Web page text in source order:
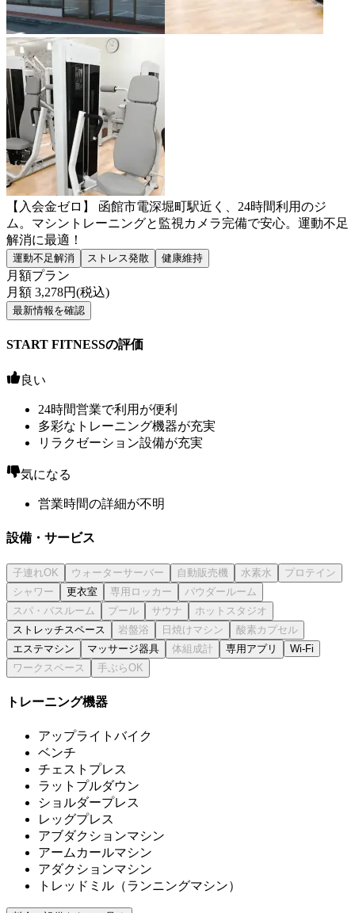
【入会金ゼロ】 函館市電深堀町駅近く、24時間利用のジ
ム。マシントレーニングと監視カメラ完備で安心。運動不足
解消に最適！
運動不足解消 ストレス発散 健康維持
月額プラン
月額 3,278円(税込)
最新情報を確認
START FITNESSの評価
良い
24時間営業で利用が便利
多彩なトレーニング機器が充実
リラクゼーション設備が充実
気になる
営業時間の詳細が不明
設備・サービス
更衣室
ストレッチスペース
エステマシン
マッサージ器具 専用アプリ Wi-Fi
トレーニング機器
アップライトバイク
ベンチ
チェストプレス
ラットプルダウン
ショルダープレス
レッグプレス
アブダクションマシン
アームカールマシン
アダクションマシン
トレッドミル（ランニングマシン）